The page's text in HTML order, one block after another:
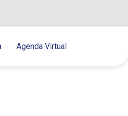
Agenda Virtual